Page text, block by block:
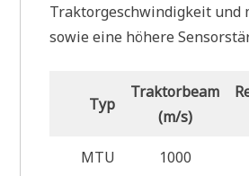
Traktorgeschwindigkeit und
sowie eine höhere
Typ
Traktorbeam
(m/s)
MTU 1000